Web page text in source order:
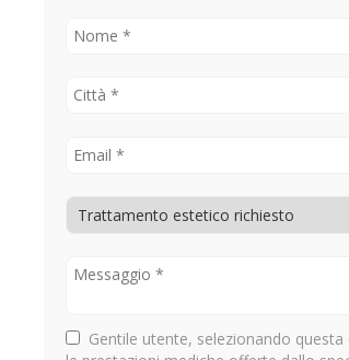
Gentile utente, selezionando